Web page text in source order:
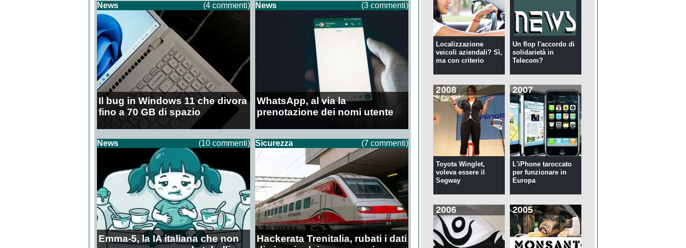
News (4 commenti)
Il bug in Windows 11 che divora
fino a 70 GB di spazio
News (3 commenti)
WhatsApp, al via la
prenotazione dei nomi utente
News (10 commenti)
Emma-5, la IA italiana che non
Sicurezza (7 commenti)
Hackerata Trenitalia, rubati i dati
Localizzazione
veicoli aziendali? Sì,
ma con criterio
Un flop l'accordo di
solidarietà in
Telecom?
2008
Toyota Winglet,
voleva essere il
Segway
2007
L'iPhone taroccato
per funzionare in
Europa
2006 2005